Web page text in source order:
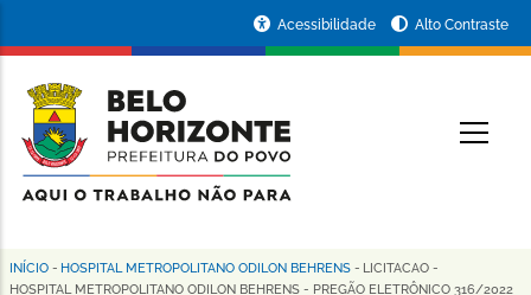
conteúdo
principal
da
Prefeitura
de
Horizonte
Acessibilidade Alto Contraste
Trilha
INÍCIO - HOSPITAL METROPOLITANO ODILON BEHRENS - LICITACAO -
HOSPITAL METROPOLITANO ODILON BEHRENS - PREGÃO ELETRÔNICO 316/2022